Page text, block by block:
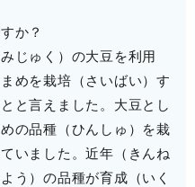
か？
じゅく）の大豆を利用
めを栽培（さいばい）す
と言えました。大豆とし
の品種（ひんしゅ）を栽
いました。近年（きんね
う）の品種が育成（いく